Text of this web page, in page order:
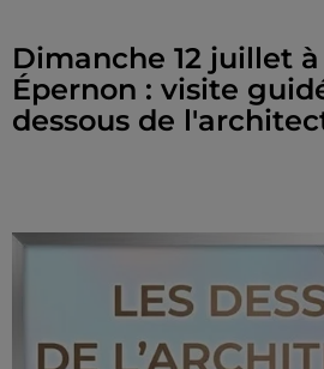
Dimanche 12 juillet à
Épernon : visite
dessous de